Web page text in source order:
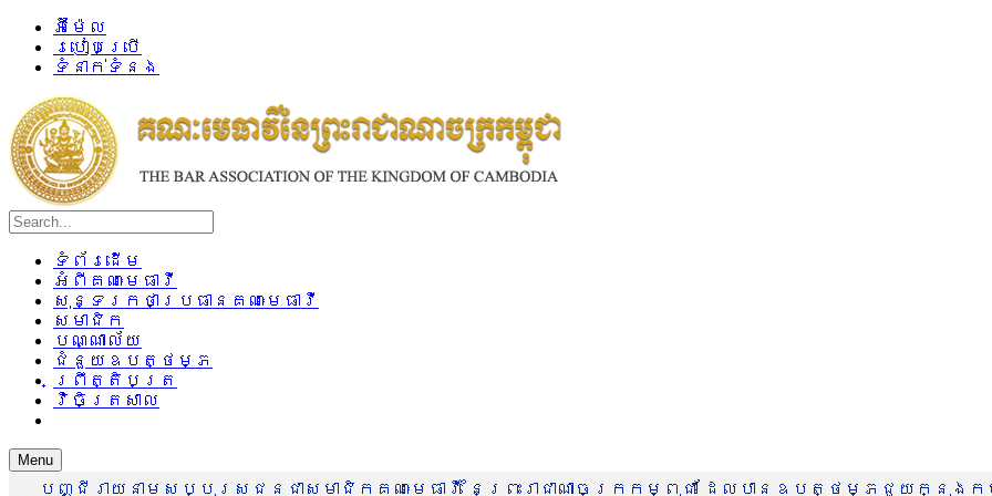
អ៊ីម៉ែល
របៀបប្រើ
ទំនាក់ទំនង
ទំព័រដើម
អំពីគណៈមេធាវី
សុន្ទរកថាប្រធានគណៈមេធាវី
សមាជិក
បណ្ណាល័យ
ជំនួយឧបត្ថម្ភ
ព្រឹត្តិបត្រ
វិចិត្រសាល
Menu
បញ្ជីរាយនាមសប្បុរសជនជាសមាជិកគណៈមេធាវី នៃព្រះរាជាណាចក្រកម្ពុជា ដែលបានឧបត្ថម្ភជួយក្នុង